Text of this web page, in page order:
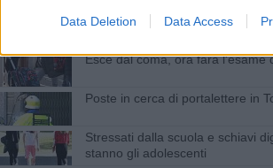
Data Deletion Data Access
Ucraina, raccolta beni verso la
Esce dal coma, ora farà l'esame
Poste in cerca di portalettere in
Stressati dalla scuola e schiavi
stanno gli adolescenti